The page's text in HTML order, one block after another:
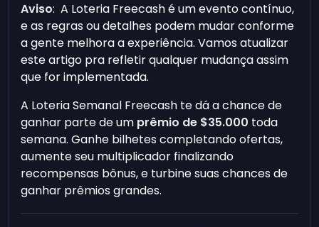
Aviso: A Loteria Freecash é um evento contínuo,
e as regras ou detalhes podem mudar conforme
a gente melhora a experiência. Vamos atualizar
este artigo pra refletir qualquer mudança assim
que for implementada.
A Loteria Semanal Freecash te dá a chance de
ganhar parte de um prêmio de $35.000 toda
semana. Ganhe bilhetes completando ofertas,
aumente seu multiplicador finalizando
recompensas bônus, e turbine suas chances de
ganhar prêmios grandes.